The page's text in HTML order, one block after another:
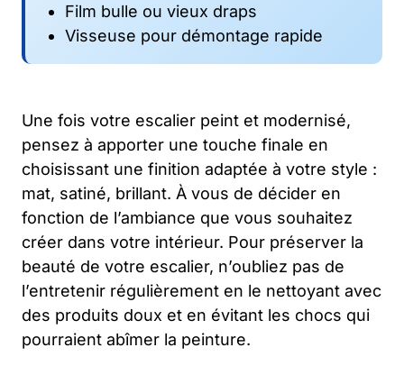
Film bulle ou vieux draps
Visseuse pour démontage rapide
Une fois votre escalier peint et modernisé,
pensez à apporter une touche finale en
choisissant une finition adaptée à votre style :
mat, satiné, brillant. À vous de décider en
fonction de l’ambiance que vous souhaitez
créer dans votre intérieur. Pour préserver la
beauté de votre escalier, n’oubliez pas de
l’entretenir régulièrement en le nettoyant avec
des produits doux et en évitant les chocs qui
pourraient abîmer la peinture.